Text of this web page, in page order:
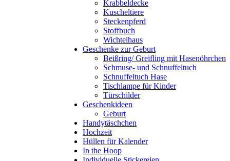
Krabbeldecke
Kuscheltiere
Steckenpferd
Stoffbuch
Wichtelhaus
Geschenke zur Geburt
Beißring/ Greifling mit Hasenöhrchen
Schmuse- und Schnuffeltuch
Schnuffeltuch Hase
Tischlampe für Kinder
Türschilder
Geschenkideen
Geburt
Handytäschchen
Hochzeit
Hüllen für Kalender
In the Hoop